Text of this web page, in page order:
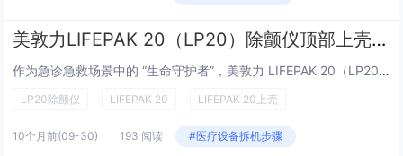
美敦力LIFEPAK 20（LP20）除颤仪顶部上壳拆卸
作为急诊急救场景中的 “生命守护者”，美敦力 LIFEPAK 20（LP20）除颤仪凭借稳定性能成为医疗一线信赖设备。但在日常维护或故障检修时，顶部上壳的拆卸是不少工程师面临的首个 “小挑战”—— 如何精准操作不损伤内部部件？今天这篇干货，...
LP20除颤仪 LIFEPAK 20 LIFEPAK 20上壳
10个月前(09-30) 193 阅读 #医疗设备拆机步骤